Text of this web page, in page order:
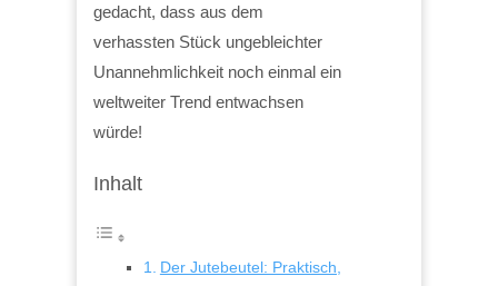
gedacht, dass aus dem
verhassten Stück ungebleichter
Unannehmlichkeit noch einmal ein
weltweiter Trend entwachsen
würde!
Inhalt
Der Jutebeutel: Praktisch,